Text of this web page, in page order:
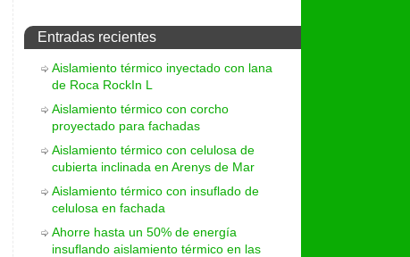
Entradas recientes
Aislamiento térmico inyectado con lana
de Roca RockIn L
Aislamiento térmico con corcho
proyectado para fachadas
Aislamiento térmico con celulosa de
cubierta inclinada en Arenys de Mar
Aislamiento térmico con insuflado de
celulosa en fachada
Ahorre hasta un 50% de energía
insuflando aislamiento térmico en las